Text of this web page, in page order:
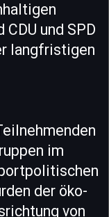
und SPD
langfristigen
im
der öko-
von